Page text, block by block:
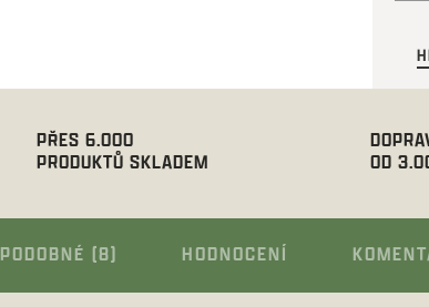
PŘES 6.000
PRODUKTŮ SKLADEM
OD
PODOBNÉ (8) HODNOCENÍ